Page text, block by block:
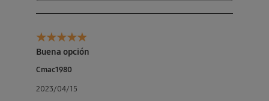
Buena opción
Cmac1980
2023/04/15